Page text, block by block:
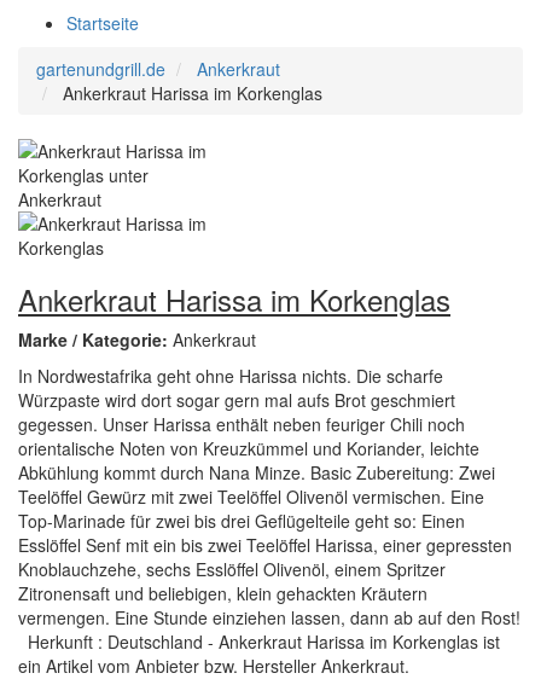
Startseite
gartenundgrill.de
Ankerkraut
Ankerkraut Harissa im Korkenglas
Ankerkraut Harissa im Korkenglas
Marke / Kategorie: Ankerkraut
In Nordwestafrika geht ohne Harissa nichts. Die scharfe
Würzpaste wird dort sogar gern mal aufs Brot geschmiert
gegessen. Unser Harissa enthält neben feuriger Chili noch
orientalische Noten von Kreuzkümmel und Koriander, leichte
Abkühlung kommt durch Nana Minze. Basic Zubereitung: Zwei
Teelöffel Gewürz mit zwei Teelöffel Olivenöl vermischen. Eine
Top-Marinade für zwei bis drei Geflügelteile geht so: Einen
Esslöffel Senf mit ein bis zwei Teelöffel Harissa, einer gepressten
Knoblauchzehe, sechs Esslöffel Olivenöl, einem Spritzer
Zitronensaft und beliebigen, klein gehackten Kräutern
vermengen. Eine Stunde einziehen lassen, dann ab auf den Rost!
Herkunft : Deutschland - Ankerkraut Harissa im Korkenglas ist
ein Artikel vom Anbieter bzw. Hersteller Ankerkraut.